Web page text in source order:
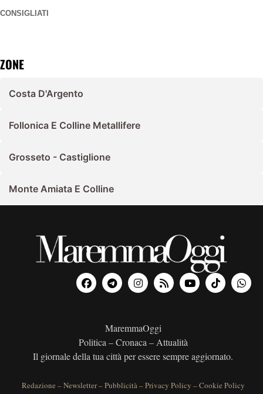
CONSIGLIATI
ZONE
Costa D'Argento
Follonica E Colline Metallifere
Grosseto - Castiglione
Monte Amiata E Colline
MaremmaOggi
Politica – Cronaca – Attualità
Il giornale della tua città per essere sempre aggiornato.
Redazione –Newsletter–Pubblicità–Privacy Policy –Cookie Policy